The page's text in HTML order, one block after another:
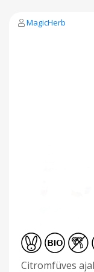
MagicHerb
Citromfüves